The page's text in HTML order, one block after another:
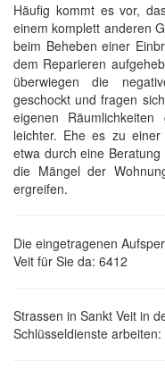
Häufig kommt es vor,
einem komplett anderen
beim Beheben einer
dem Reparieren
überwiegen die
geschockt und fragen
eigenen
leichter. Ehe es zu
etwa durch eine
die Mängel der
ergreifen.
Die eingetragenen
Veit für Sie da: 6412
Strassen in Sankt Veit in
Schlüsseldienste arbeiten: